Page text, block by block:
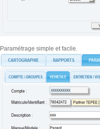
Paramétrage simple et facile.